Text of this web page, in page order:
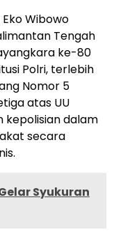
Wibowo
Tengah
ke-80
Polri, terlebih
Nomor 5
atas UU
kepolisian dalam
secara
Syukuran